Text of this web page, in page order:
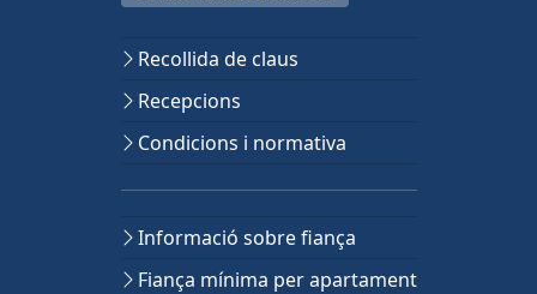
Recollida de claus
Recepcions
Condicions i normativa
Informació sobre fiança
Fiança mínima per apartament